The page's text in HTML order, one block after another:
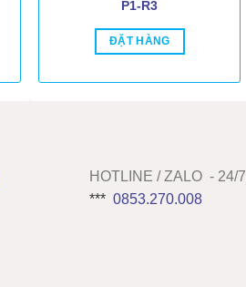
P1-R3
ĐẶT HÀNG
HOTLINE / ZALO - 24/7
*** 0853.270.008